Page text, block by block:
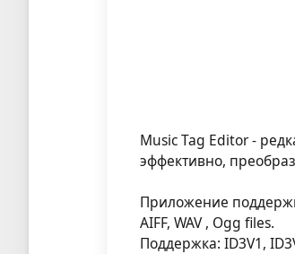
Music Tag Editor -
эффективно,
Приложение
AIFF, WAV , Ogg files.
Поддержка: ID3V1,